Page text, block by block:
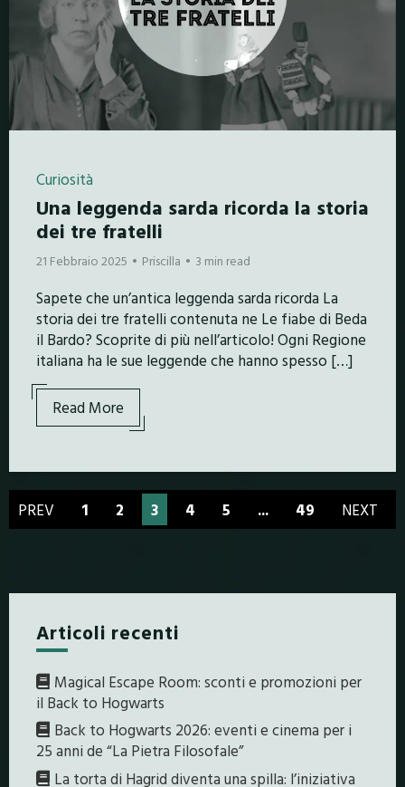
Curiosità
Una leggenda sarda ricorda la storia
dei tre fratelli
21 Febbraio 2025 Priscilla 3 min read
Sapete che un’antica leggenda sarda ricorda La
storia dei tre fratelli contenuta ne Le fiabe di Beda
il Bardo? Scoprite di più nell’articolo! Ogni Regione
italiana ha le sue leggende che hanno spesso […]
Read More
PREV 1 2 3 4 5 ... 49 NEXT
Articoli recenti
Magical Escape Room: sconti e promozioni per
il Back to Hogwarts
Back to Hogwarts 2026: eventi e cinema per i
25 anni de “La Pietra Filosofale”
La torta di Hagrid diventa una spilla: l’iniziativa